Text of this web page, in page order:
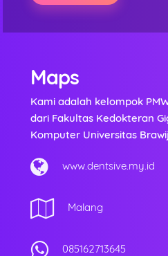
Maps
Kami adalah kelompok
dari Fakultas Kedokteran
Komputer Universitas
www.dentsive.my.id
Malang
085162713645